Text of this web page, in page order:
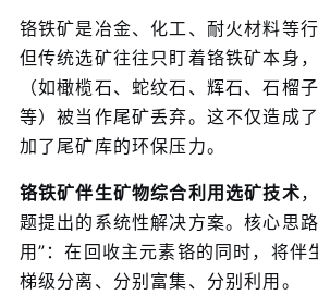
铬铁矿是冶金、化工、耐火材料等
但传统选矿往往只盯着铬铁矿本身
（如橄榄石、蛇纹石、辉石、石榴
等）被当作尾矿丢弃。这不仅造成
加了尾矿库的环保压力。
铬铁矿伴生矿物综合利用选矿技术
题提出的系统性解决方案。核心思
用”：在回收主元素铬的同时，将伴
梯级分离、分别富集、分别利用。